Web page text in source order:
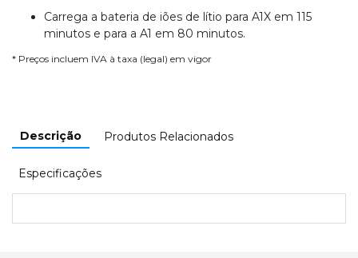
Carrega a bateria de iões de lítio para A1X em 115
minutos e para a A1 em 80 minutos.
* Preços incluem IVA à taxa (legal) em vigor
Descrição Produtos Relacionados
Especificações